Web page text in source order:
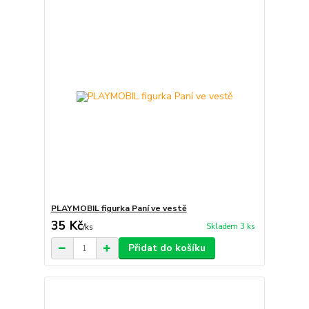
PLAYMOBIL figurka Paní ve vestě
35 Kč/ks Skladem 3 ks
Přidat do košíku